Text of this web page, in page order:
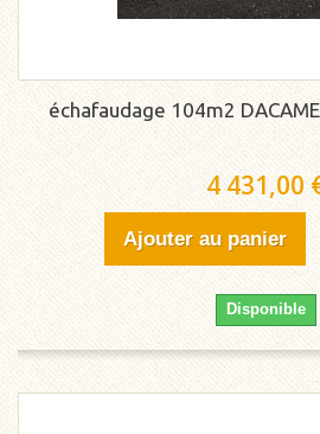
échafaudage 104m2
4 431,00
Ajouter au panier
Disponible